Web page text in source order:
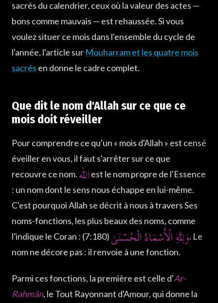
sacrés du calendrier, ceux où la valeur des actes —
bons comme mauvais — est rehaussée. Si vous
voulez situer ce mois dans l'ensemble du cycle de
l'année, l'article sur Mouharram et les quatre mois
sacrés en donne le cadre complet.
Que dit le nom d'Allah sur ce que ce
mois doit réveiller
Pour comprendre ce qu'un « mois d'Allah » est censé
éveiller en vous, il faut s'arrêter sur ce que
recouvre ce nom. الله est le nom propre de l'Essence
: un nom dont le sens nous échappe en lui-même.
C'est pourquoi Allah se décrit à nous à travers Ses
noms-fonctions, les plus beaux des noms, comme
l'indique le Coran :
وَلِلَّهِ الْأَسْمَاءُ الْحُسْنَىٰ
(7:180). Le
nom ne décore pas : il renvoie à une fonction.
Parmi ces fonctions, la première est celle d'Ar-
Rahmân, le Tout Rayonnant d'Amour, qui donne la